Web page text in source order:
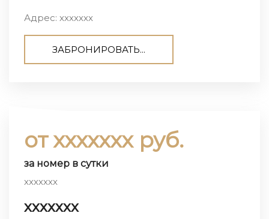
Адрес: ххххххх
ЗАБРОНИРОВАТЬ...
от ххххххх руб.
за номер в сутки
ххххххх
ххххххх